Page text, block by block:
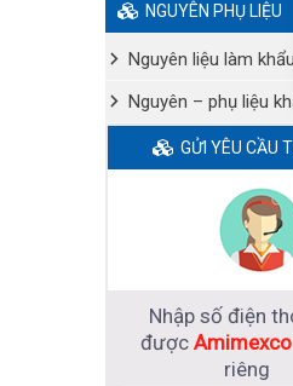
NGUYÊN PHỤ LIỆU
Nguyên liệu làm
Nguyên – phụ liệu
GỬI YÊU CẦU
Nhập số điện
được Amimexco
riêng